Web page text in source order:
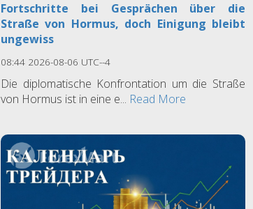
Fortschritte bei Gesprächen über die
Straße von Hormus, doch Einigung bleibt
ungewiss
08:44 2026-08-06 UTC--4
Die diplomatische Konfrontation um die Straße
von Hormus ist in eine e... Read More